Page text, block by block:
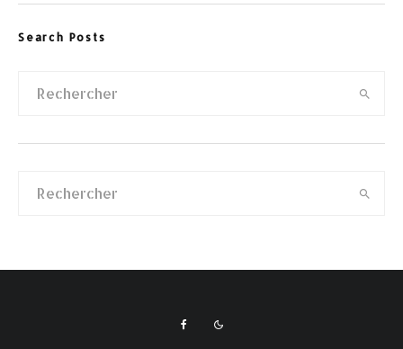
Search Posts